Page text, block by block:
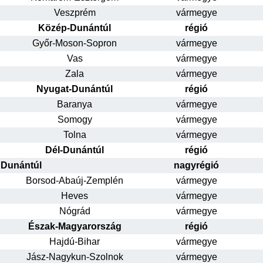
Veszprém
vármegye
Közép-Dunántúl
régió
Győr-Moson-Sopron
vármegye
Vas
vármegye
Zala
vármegye
Nyugat-Dunántúl
régió
Baranya
vármegye
Somogy
vármegye
Tolna
vármegye
Dél-Dunántúl
régió
Dunántúl
nagyrégió
Borsod-Abaúj-Zemplén
vármegye
Heves
vármegye
Nógrád
vármegye
Észak-Magyarország
régió
Hajdú-Bihar
vármegye
Jász-Nagykun-Szolnok
vármegye